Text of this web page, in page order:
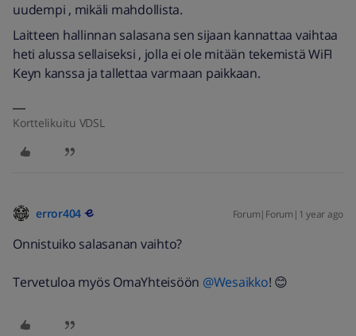
uudempi , mikäli mahdollista.
Laitteen hallinnan salasana sen sijaan kannattaa vaihtaa
heti alussa sellaiseksi , jolla ei ole mitään tekemistä WiFI
Keyn kanssa ja tallettaa varmaan paikkaan.
Korttelikuitu VDSL
error404 Forum|Forum|1 year ago
Onnistuiko salasanan vaihto?
Tervetuloa myös OmaYhteisöön @Wesaikko! 😊